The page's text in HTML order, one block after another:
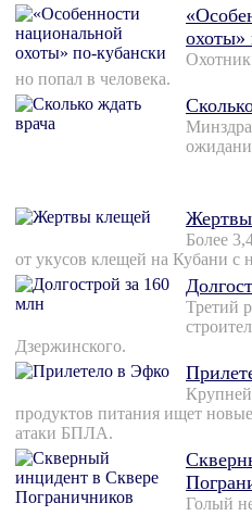
охоты»
Охотник
но попал в человека.
Более
от укусов клещей на Кубани с
Третий
Дзержинского.
продуктов питания ищет
атаки БПЛА.
Голый